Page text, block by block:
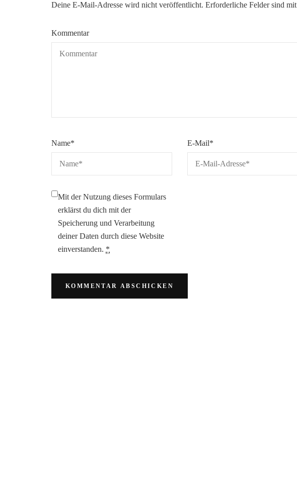
Deine E-Mail-Adresse wird nicht veröffentlicht. Erforderliche Felder sind mit
Kommentar
Name* E-Mail*
Mit der Nutzung dieses Formulars
erklärst du dich mit der
Speicherung und Verarbeitung
deiner Daten durch diese Website
einverstanden. *